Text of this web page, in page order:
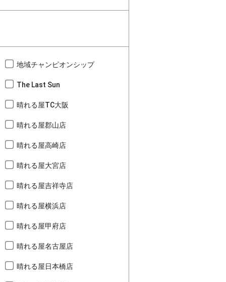
地域チャンピオンシップ
The Last Sun
晴れる屋TC大阪
晴れる屋郡山店
晴れる屋高崎店
晴れる屋大宮店
晴れる屋吉祥寺店
晴れる屋横浜店
晴れる屋甲府店
晴れる屋名古屋店
晴れる屋日本橋店